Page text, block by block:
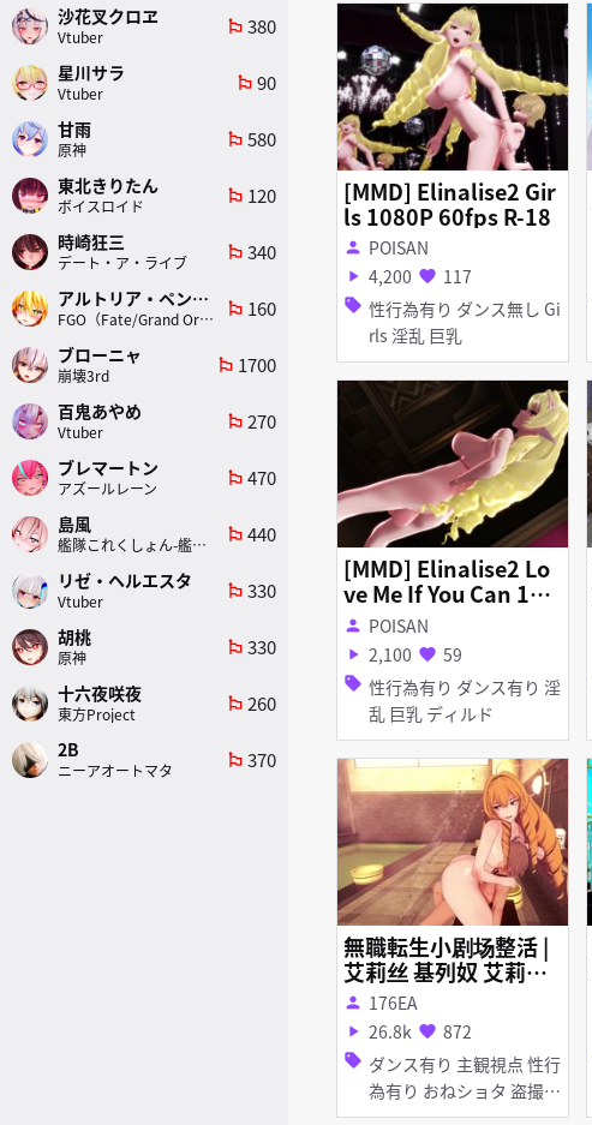
[MMD] Elinalise2 Gir
ls 1080P 60fps R-18
person POISAN
play_arrow 4,200 favorite 117
sell 性行為有り ダンス無し Gi
rls 淫乱 巨乳
[MMD] Elinalise2 Lo
ve Me If You Can 108
0P 60fps R-18
person POISAN
play_arrow 2,100 favorite 59
sell 性行為有り ダンス有り 淫
乱 巨乳 ディルド
無職転生小剧场整活 |
艾莉丝 基列奴 艾莉娜
丽洁
person 176EA
play_arrow 26.8k favorite 872
sell ダンス有り 主観視点 性行
為有り おねショタ 盗撮・
のぞき 淫乱 褐色 巨乳 獣
沙花叉クロヱ
Vtuber
emoji_flags 380
星川サラ
Vtuber
emoji_flags 90
甘雨
原神
emoji_flags 580
東北きりたん
ボイスロイド
emoji_flags 120
時崎狂三
デート・ア・ライブ
emoji_flags 340
アルトリア・ペンドラゴン(ランサー)
FGO（Fate/Grand Order）
emoji_flags 160
ブローニャ
崩壊3rd
emoji_flags 1700
百鬼あやめ
Vtuber
emoji_flags 270
ブレマートン
アズールレーン
emoji_flags 470
島風
艦隊これくしょん-艦これ-
emoji_flags 440
リゼ・ヘルエスタ
Vtuber
emoji_flags 330
胡桃
原神
emoji_flags 330
十六夜咲夜
東方Project
emoji_flags 260
2B
ニーアオートマタ
emoji_flags 370